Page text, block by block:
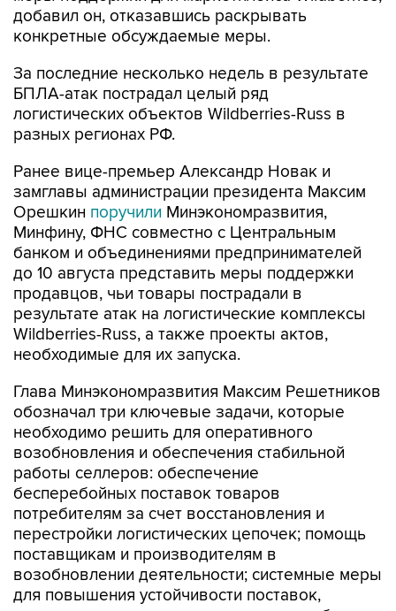
За последние несколько недель в результате
логистических объектов Wildberries-Russ в
разных регионах РФ.
Ранее вице-премьер Александр Новак и
ОрешкинпоручилиМинэкономразвития,
Минфину, ФНС совместно с Центральным
банком и объединениями предпринимателей
до 10 августа представить меры поддержки
продавцов, чьи товары пострадали в
результате атак на логистические комплексы
Wildberries-Russ, а также проекты актов,
необходимые для их запуска.
Глава Минэкономразвития Максим Решетников
необходимо решить для оперативного
возобновления и обеспечения стабильной
работы селлеров: обеспечение
бесперебойных поставок товаров
потребителям за счет восстановления и
перестройки логистических цепочек; помощь
поставщикам и производителям в
возобновлении деятельности; системные меры
для повышения устойчивости поставок,
увеличения товарных запасов, роста гибкости
и оперативности доставки.